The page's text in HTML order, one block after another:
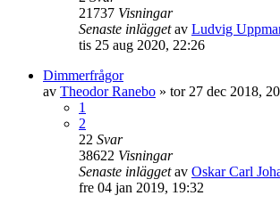
21737 Visningar
Senaste inläggetav Ludvig
tis 25 aug 2020, 22:26
Dimmerfrågor
av Theodor Ranebo » tor 27 dec 2018,
1
2
22 Svar
38622 Visningar
Senaste inläggetav Oskar Carl
fre 04 jan 2019, 19:32